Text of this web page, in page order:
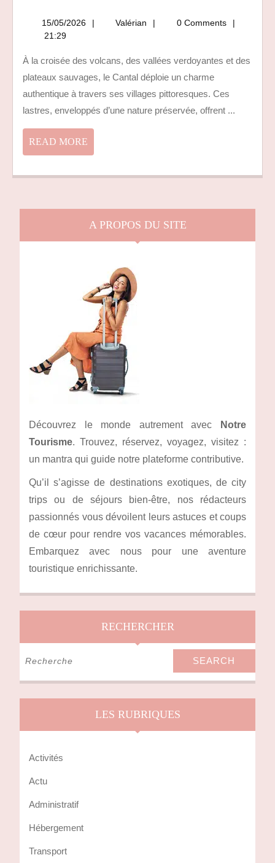
BEAUX
CANTAL
:
UN
TOUR
15/05/2026 15/05/2026
Valérian Valérian0 Comments
21:29
À la croisée des volcans, des vallées verdoyantes et des
plateaux sauvages, le Cantal déploie un charme
authentique à travers ses villages pittoresques. Ces
lastres, enveloppés d’une nature préservée, offrent ...
READ MORE
MORE
A PROPOS DU SITE
Découvrez le monde autrement avec
Notre
Tourisme. Trouvez, réservez, voyagez, visitez :
un mantra qui guide notre plateforme contributive.
Qu’il s’agisse de destinations exotiques, de city
trips ou de séjours bien-être, nos rédacteurs
passionnés vous dévoilent leurs astuces et coups
de cœur pour rendre vos vacances mémorables.
Embarquez avec nous pour une aventure
touristique enrichissante.
RECHERCHER
Search
LES RUBRIQUES
Activités
Actu
Administratif
Hébergement
Transport